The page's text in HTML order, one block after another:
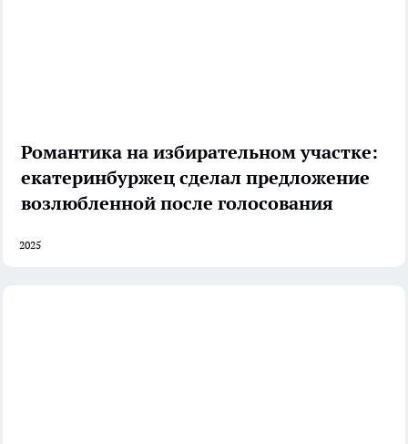
Романтика на избирательном участке:
екатеринбуржец сделал предложение
возлюбленной после голосования
2025